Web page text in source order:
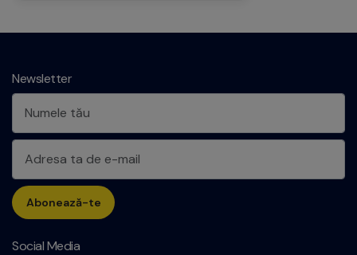
Newsletter
Abonează-te
Social Media